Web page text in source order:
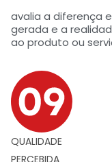
avalia a diferença
gerada e a
ao produto ou
QUALIDADE